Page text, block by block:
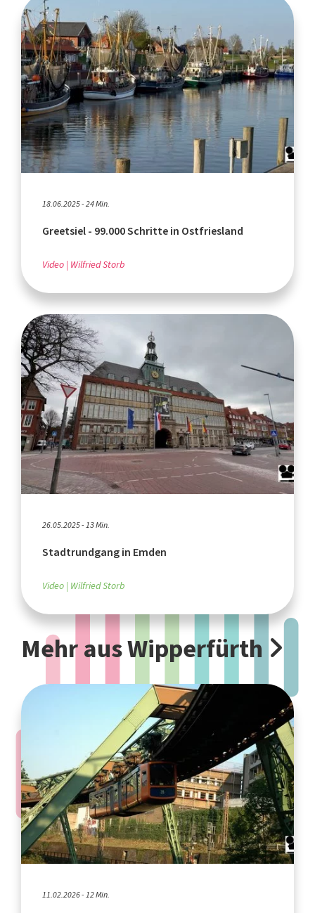
18.06.2025 - 24 Min.
Greetsiel - 99.000 Schritte in Ostfriesland
Video Wilfried Storb
26.05.2025 - 13 Min.
Stadtrundgang in Emden
Video Wilfried Storb
Mehr aus Wipperfürth
11.02.2026 - 12 Min.